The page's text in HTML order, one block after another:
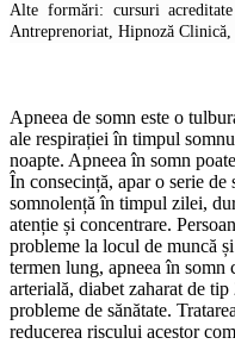
Alte formări: cursuri
Antreprenoriat, Hipnoză Clinică,
Apneea de somn este o
ale respirației în timpul
noapte. Apneea în somn
În consecință, apar o serie de
somnolență în timpul zilei,
atenție și concentrare.
probleme la locul de muncă
termen lung, apneea în somn
arterială, diabet zaharat de
probleme de sănătate.
reducerea riscului acestor